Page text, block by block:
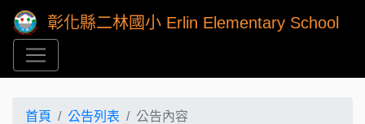
彰化縣二林國小 Erlin Elementary School
首頁 公告列表 公告內容